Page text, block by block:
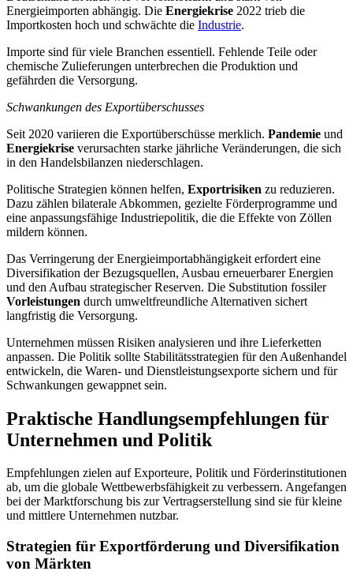
Energieimporten abhängig. Die Energiekrise 2022 trieb die
Importkosten hoch und schwächte die Industrie.
Importe sind für viele Branchen essentiell. Fehlende Teile oder
chemische Zulieferungen unterbrechen die Produktion und
gefährden die Versorgung.
Schwankungen des Exportüberschusses
Seit 2020 variieren die Exportüberschüsse merklich. Pandemie und
Energiekrise verursachten starke jährliche Veränderungen, die sich
in den Handelsbilanzen niederschlagen.
Politische Strategien können helfen, Exportrisiken zu reduzieren.
Dazu zählen bilaterale Abkommen, gezielte Förderprogramme und
eine anpassungsfähige Industriepolitik, die die Effekte von Zöllen
mildern können.
Das Verringerung der Energieimportabhängigkeit erfordert eine
Diversifikation der Bezugsquellen, Ausbau erneuerbarer Energien
und den Aufbau strategischer Reserven. Die Substitution fossiler
Vorleistungen durch umweltfreundliche Alternativen sichert
langfristig die Versorgung.
Unternehmen müssen Risiken analysieren und ihre Lieferketten
anpassen. Die Politik sollte Stabilitätsstrategien für den Außenhandel
entwickeln, die Waren- und Dienstleistungsexporte sichern und für
Schwankungen gewappnet sein.
Praktische Handlungsempfehlungen für
Unternehmen und Politik
Empfehlungen zielen auf Exporteure, Politik und Förderinstitutionen
ab, um die globale Wettbewerbsfähigkeit zu verbessern. Angefangen
bei der Marktforschung bis zur Vertragserstellung sind sie für kleine
und mittlere Unternehmen nutzbar.
Strategien für Exportförderung und Diversifikation
von Märkten